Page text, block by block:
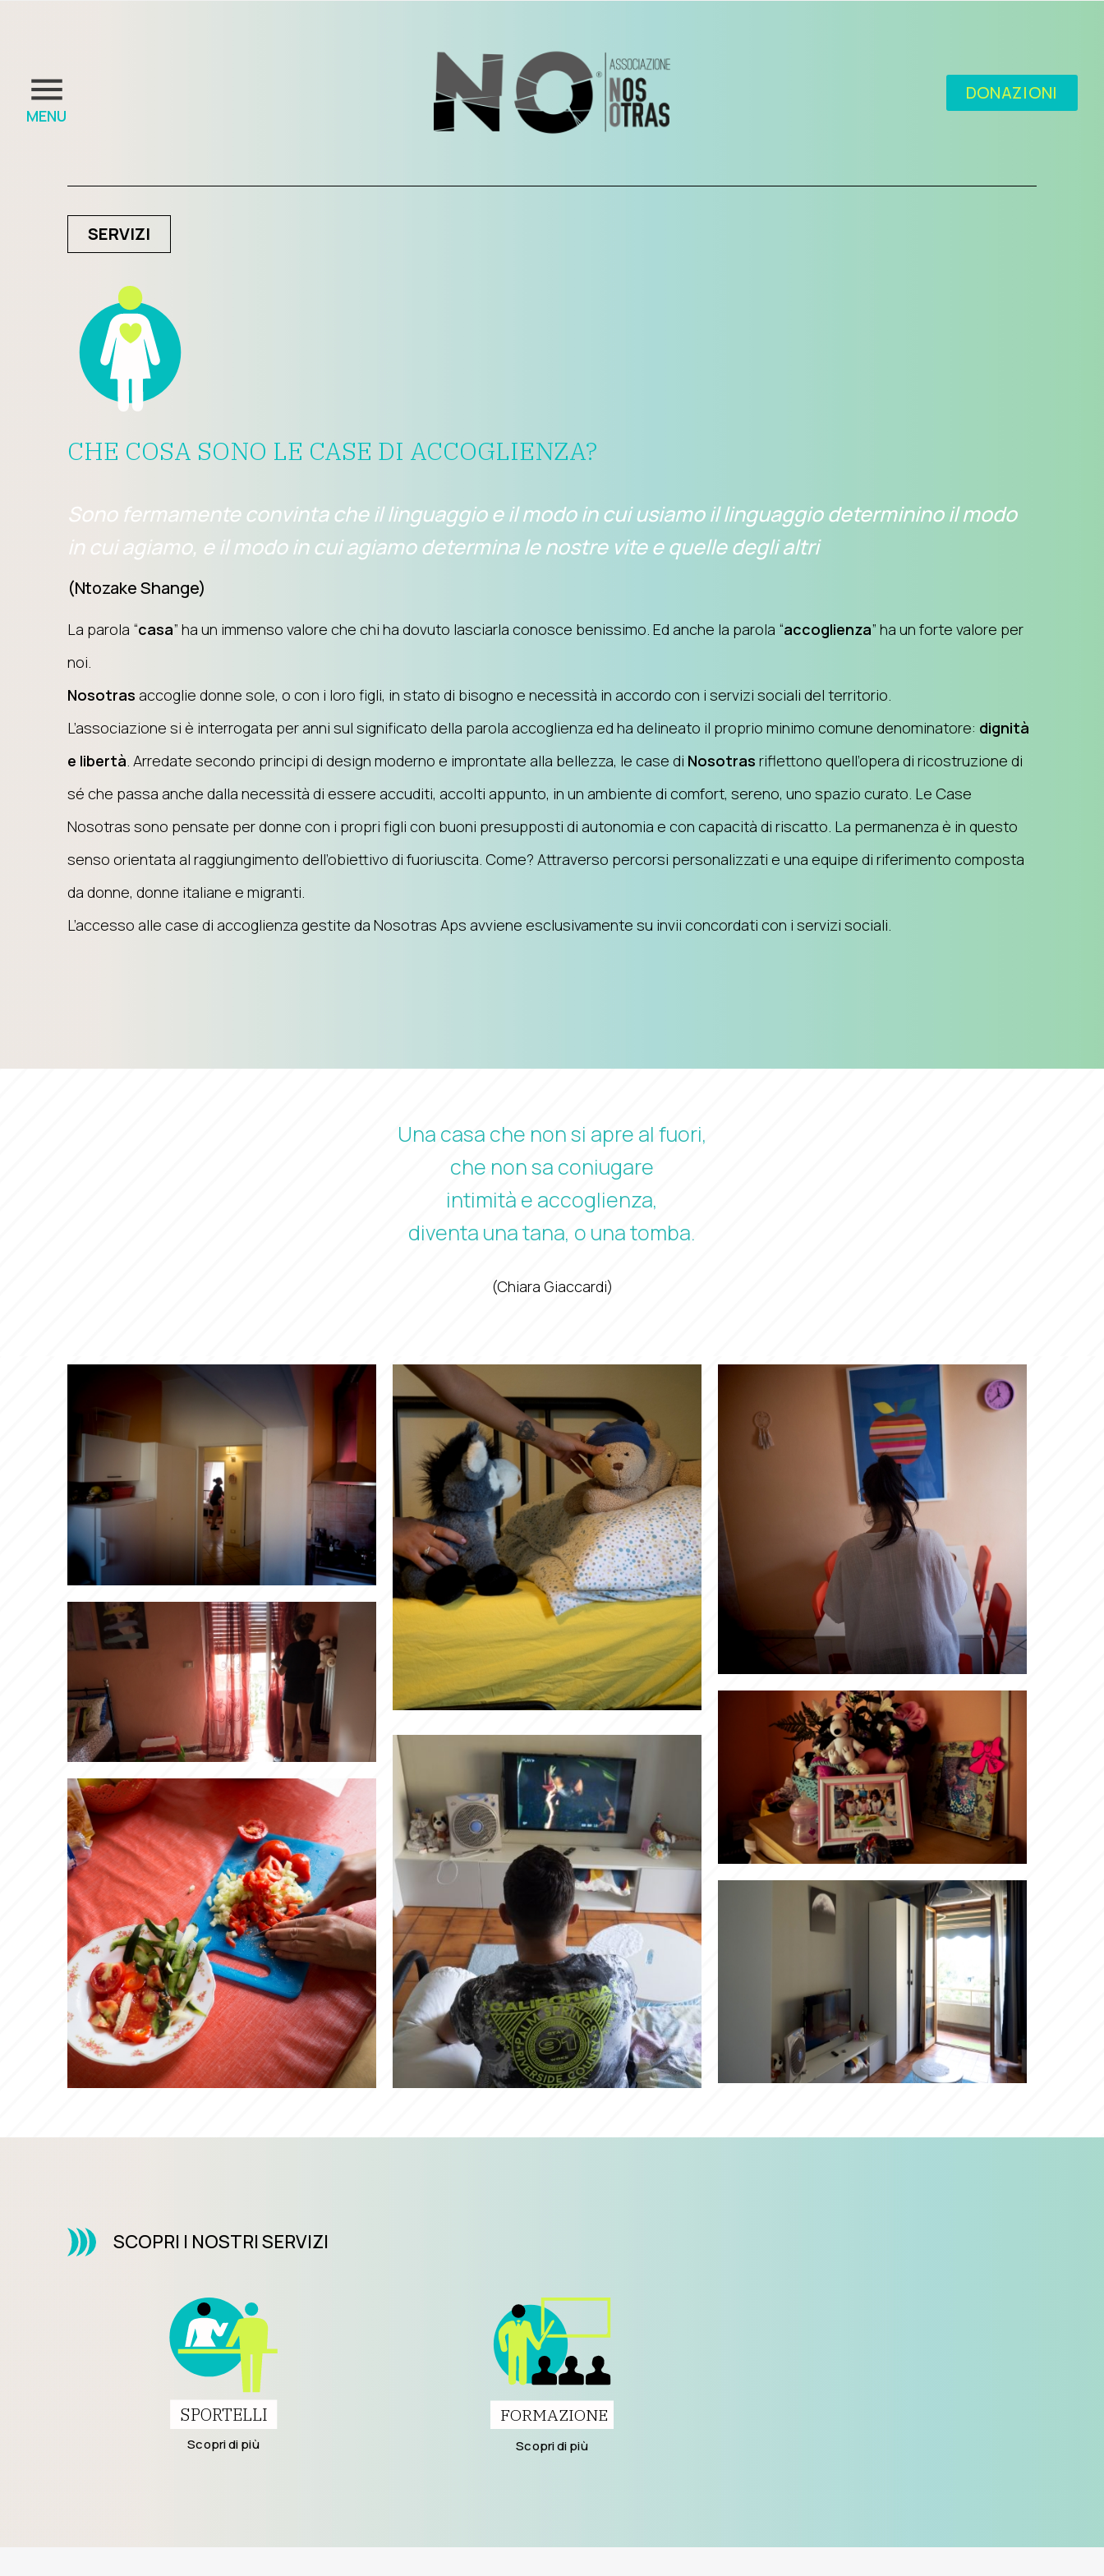
MENU
DONAZIONI
SERVIZI
CHE COSA SONO LE CASE DI ACCOGLIENZA?
Sono fermamente convinta che il linguaggio e il modo in cui usiamo il linguaggio determinino il modo
in cui agiamo, e il modo in cui agiamo determina le nostre vite e quelle degli altri
(Ntozake Shange)
La parola “casa” ha un immenso valore che chi ha dovuto lasciarla conosce benissimo. Ed anche la parola “accoglienza” ha un forte valore per
noi.
Nosotras accoglie donne sole, o con i loro figli, in stato di bisogno e necessità in accordo con i servizi sociali del territorio.
L’associazione si è interrogata per anni sul significato della parola accoglienza ed ha delineato il proprio minimo comune denominatore: dignità
e libertà. Arredate secondo principi di design moderno e improntate alla bellezza, le case di Nosotras riflettono quell’opera di ricostruzione di
sé che passa anche dalla necessità di essere accuditi, accolti appunto, in un ambiente di comfort, sereno, uno spazio curato. Le Case
Nosotras sono pensate per donne con i propri figli con buoni presupposti di autonomia e con capacità di riscatto. La permanenza è in questo
senso orientata al raggiungimento dell’obiettivo di fuoriuscita. Come? Attraverso percorsi personalizzati e una equipe di riferimento composta
da donne, donne italiane e migranti.
L’accesso alle case di accoglienza gestite da Nosotras Aps avviene esclusivamente su invii concordati con i servizi sociali.
Una casa che non si apre al fuori,
che non sa coniugare
intimità e accoglienza,
diventa una tana, o una tomba.
(Chiara Giaccardi)
SCOPRI I NOSTRI SERVIZI
SPORTELLI
Scopri di più
FORMAZIONE
Scopri di più